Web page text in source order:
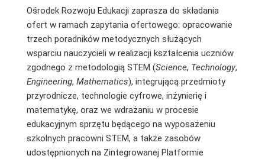
Ośrodek Rozwoju Edukacji zaprasza do składania
ofert w ramach zapytania ofertowego: opracowanie
trzech poradników metodycznych służących
wsparciu nauczycieli w realizacji kształcenia uczniów
zgodnego z metodologią STEM (Science, Technology,
Engineering, Mathematics), integrującą przedmioty
przyrodnicze, technologie cyfrowe, inżynierię i
matematykę, oraz we wdrażaniu w procesie
edukacyjnym sprzętu będącego na wyposażeniu
szkolnych pracowni STEM, a także zasobów
udostępnionych na Zintegrowanej Platformie